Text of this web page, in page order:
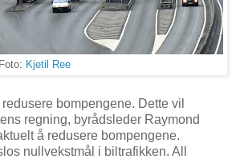
Foto: Kjetil Ree
bompengene. Dette vil
regning, byrådsleder Raymond
å redusere bompengene.
nullvekstmål i biltrafikken. All